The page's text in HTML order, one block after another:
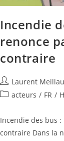
Incendie
renonce
contraire
Laurent
acteurs / FR /
Incendie des bus
contraire Dans la